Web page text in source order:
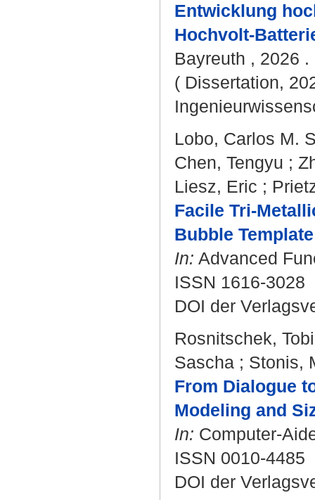
Entwicklung
Hochvolt-
Bayreuth , 2026
( Dissertation,
Lobo, Carlos M.
Chen, Tengyu ;
Liesz, Eric ;
Facile Tri-
Bubble
In: Advanced
ISSN 1616-3028
DOI der
Rosnitschek,
Sascha ; Stonis,
From Dialogue
Modeling and
In: Computer-
ISSN 0010-4485
DOI der